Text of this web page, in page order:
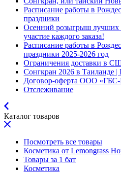
Расписание работы в
праздники
Осенний розыгрыш лучших
участие каждого заказа!
Расписание работы в
праздники 2025-2026 год
Ограничения доставки в
Сонгкран 2026 в Таиланде |
Договор-оферта ООО «ГБС-
Отслеживание
Каталог товаров
Посмотреть все товары
Косметика от Lemongrass
Товары за 1 бат
Косметика